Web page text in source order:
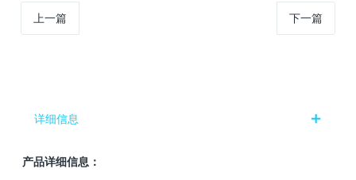
上一篇 下一篇
详细信息
产品详细信息：